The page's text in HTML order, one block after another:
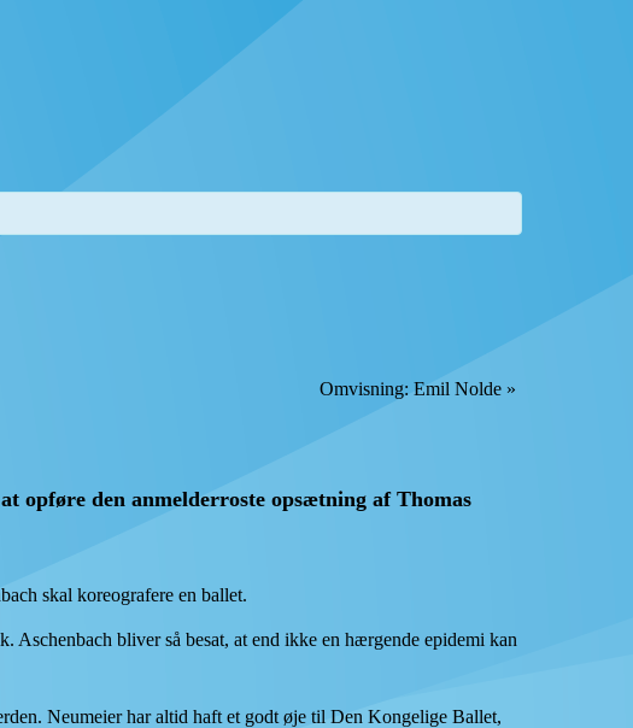
Omvisning: Emil Nolde »
opføre den anmelderroste opsætning af Thomas
skal koreografere en ballet.
Aschenbach bliver så besat, at end ikke en hærgende epidemi kan
Neumeier har altid haft et godt øje til Den Kongelige Ballet,